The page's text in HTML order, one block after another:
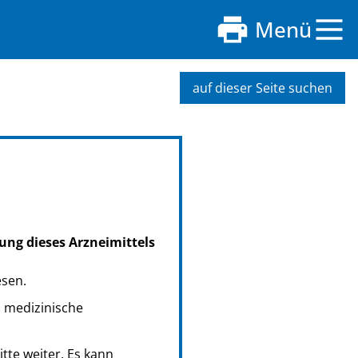
Menü
auf dieser Seite suchen
dieses Arzneimittels
medizinische
weiter. Es kann